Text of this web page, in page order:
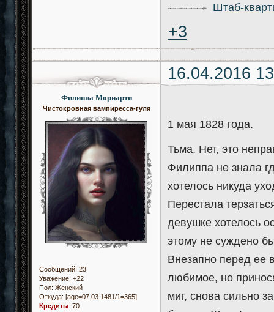
Штаб-
+3
16.04.2016
Филиппа Мориарти
Чистокровная вампиресса-гуля
Сообщений: 23
Уважение: +22
Пол: Женский
Откуда: [age=07.03.1481/1=365]
Кредиты: 70
1 мая 1828 года.
Тьма. Нет, это
Филиппа не знала
хотелось никуда
Перестала
девушке хотелось
этому не суждено
Внезапно перед ее
любимое, но
миг, снова сильно